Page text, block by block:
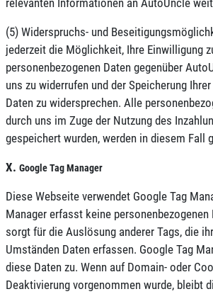
(5) Widerspruchs- und
jederzeit die Möglichkeit, Ihre Einwilligung
personenbezogenen Daten gegenüber
uns zu widerrufen und der Speicherung
Daten zu widersprechen. Alle
durch uns im Zuge der Nutzung des
gespeichert wurden, werden in diesem Fall
X. Google Tag Manager
Diese Webseite verwendet Google Tag
Manager erfasst keine personenbezogenen
sorgt für die Auslösung anderer Tags, die
Umständen Daten erfassen. Google Tag
diese Daten zu. Wenn auf Domain- oder
Deaktivierung vorgenommen wurde, bleibt